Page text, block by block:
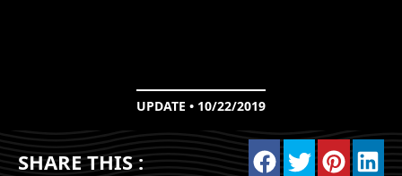
UPDATE • 10/22/2019
SHARE THIS :